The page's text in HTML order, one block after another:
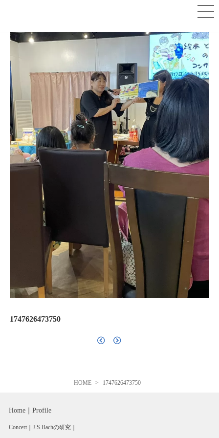
1747626473750
HOME 1747626473750
Home Profile
Concert J.S.Bachの研究